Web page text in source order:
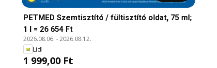
PETMED Szemtisztító / fültisztító oldat, 75 ml;
1 l = 26 654 Ft
2026.08.06. -2026.08.12.
Lidl
1 999,00 Ft